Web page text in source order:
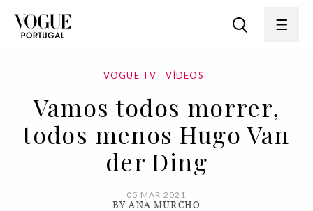
VOGUE TV VÍDEOS
Vamos todos morrer,
todos menos Hugo Van
der Ding
05 MAR 2021
BY ANA MURCHO